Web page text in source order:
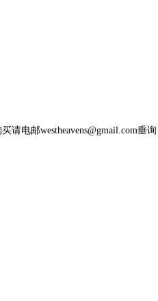
请电邮westheavens@gmail.com垂询